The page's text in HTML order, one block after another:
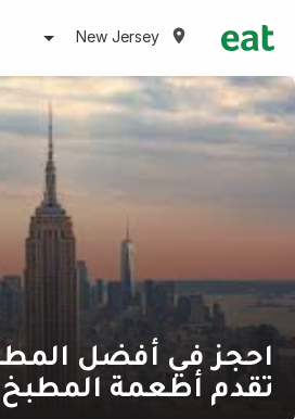
New Jersey
احجز في أفضل
تقدم أطعمة